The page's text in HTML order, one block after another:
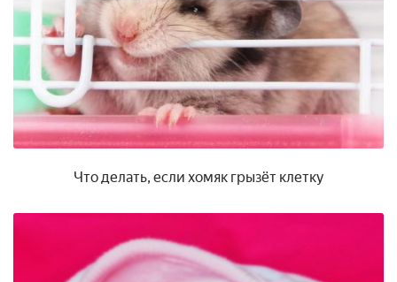
Что делать, если хомяк грызёт клетку